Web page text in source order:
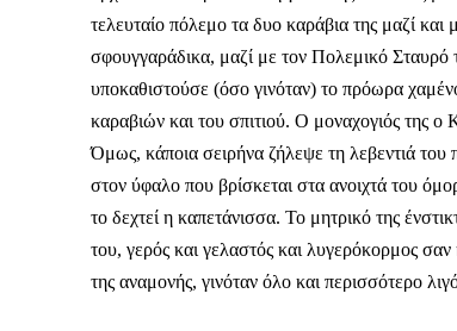
τελευταίο πόλεμο τα δυο καράβια της μαζί
σφουγγαράδικα, μαζί με τον Πολεμικό Σταυρό
υποκαθιστούσε (όσο γινόταν) το πρόωρα
καραβιών και του σπιτιού. Ο μοναχογιός της ο
Όμως, κάποια σειρήνα ζήλεψε τη λεβεντιά του
στον ύφαλο που βρίσκεται στα ανοιχτά του
το δεχτεί η καπετάνισσα. Το μητρικό της
του, γερός και γελαστός και λυγερόκορμος
της αναμονής, γινόταν όλο και περισσότερο